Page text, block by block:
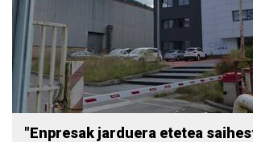
"Enpresak jarduera etetea